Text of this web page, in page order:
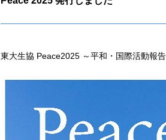
東大生協 Peace2025 ～平和・国際活動報告